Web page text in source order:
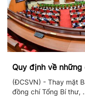
Quy định về
(ĐCSVN) - Thay mặt
đồng chí Tổng Bí thư,